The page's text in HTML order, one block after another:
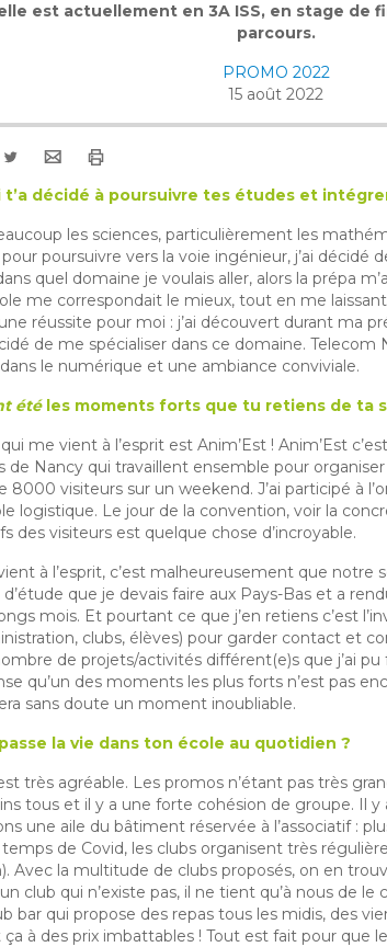
est actuellement en 3A ISS, en stage de
parcours.
PROMO 2022
15 août 2022
t’a décidé à poursuivre tes études et
les sciences, particulièrement les
poursuivre vers la voie ingénieur, j’ai décidé
quel domaine je voulais aller, alors la prépa
me correspondait le mieux, tout en me
réussite pour moi : j’ai découvert durant ma
de me spécialiser dans ce domaine. Telecom
le numérique et une ambiance conviviale.
étéles moments forts que tu retiens de ta
me vient à l’esprit est Anim’Est ! Anim’Est
de Nancy qui travaillent ensemble pour
8000 visiteurs sur un weekend. J’ai participé à
logistique. Le jour de la convention, voir la
des visiteurs est quelque chose d’incroyable.
à l’esprit, c’est malheureusement que notre
que je devais faire aux Pays-Bas et a
mois. Et pourtant ce que j’en retiens c’est
clubs, élèves) pour garder contact et
de projets/activités différent(e)s que j’ai
qu’un des moments les plus forts n’est pas
sans doute un moment inoubliable.
la vie dans ton école au quotidien ?
très agréable. Les promos n’étant pas très
tous et il y a une forte cohésion de groupe. Il
une aile du bâtiment réservée à l’associatif :
de Covid, les clubs organisent très
Avec la multitude de clubs proposés, on en
club qui n’existe pas, il ne tient qu’à nous de
bar qui propose des repas tous les midis, des
à des prix imbattables ! Tout est fait pour que